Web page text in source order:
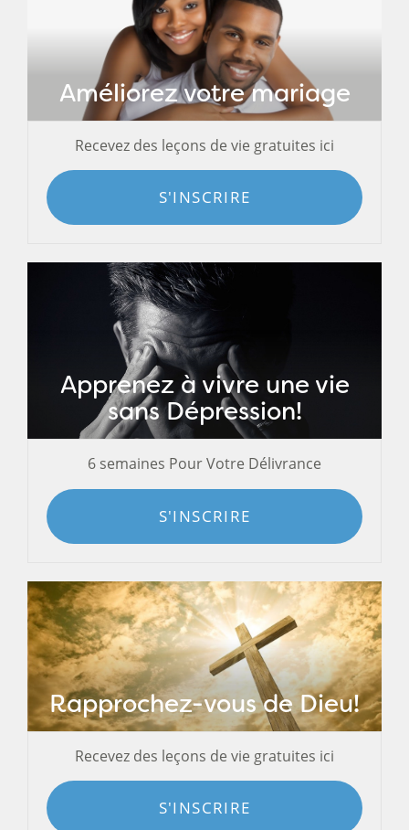
Améliorez votre mariage
Recevez des leçons de vie gratuites ici
S'INSCRIRE
Apprenez à vivre une vie
sans Dépression!
6 semaines Pour Votre Délivrance
S'INSCRIRE
Rapprochez-vous de Dieu!
Recevez des leçons de vie gratuites ici
S'INSCRIRE